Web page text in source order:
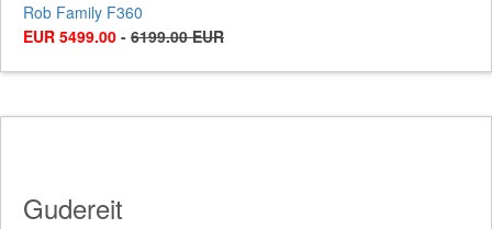
Rob Family F360
EUR 5499.00 - 6199.00 EUR
Gudereit